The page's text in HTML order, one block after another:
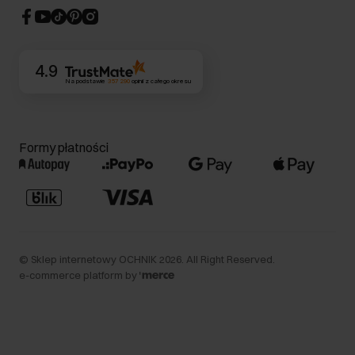
CSR
4.9
Na podstawie 357 290opinii z całego okresu
Formy płatności
© Sklep internetowy OCHNIK 2026 . All Right Reserved.
e-commerce platform by